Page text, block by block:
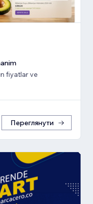
fiyatlar ve
Переглянути